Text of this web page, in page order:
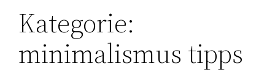
Kategorie:
minimalismus tipps